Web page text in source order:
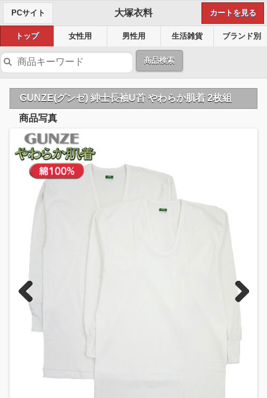
PCサイト 大塚衣料 カートを見る
トップ 女性用 男性用 生活雑貨 ブランド別
商品検索
GUNZE(グンゼ) 紳士長袖U首 やわらか肌着 2枚組
商品写真
Previous